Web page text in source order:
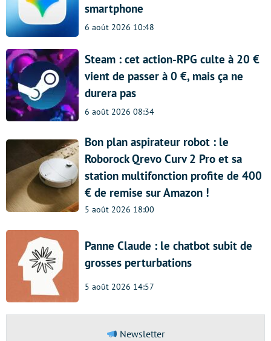
smartphone
6 août 2026 10:48
Steam : cet action-RPG culte à 20 €
vient de passer à 0 €, mais ça ne
durera pas
6 août 2026 08:34
Bon plan aspirateur robot : le
Roborock Qrevo Curv 2 Pro et sa
station multifonction profite de 400
€ de remise sur Amazon !
5 août 2026 18:00
Panne Claude : le chatbot subit de
grosses perturbations
5 août 2026 14:57
Newsletter